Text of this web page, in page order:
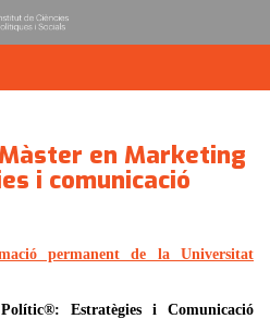
en Marketing
i comunicació
permanent de la Universitat
Estratègies i Comunicació